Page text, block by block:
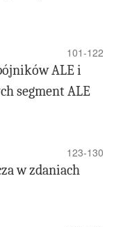
101-122
ALE i
segment ALE
123-130
w zdaniach